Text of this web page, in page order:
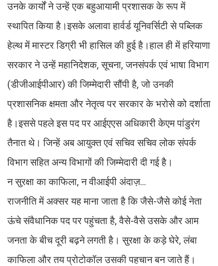
उनके कार्यों ने उन्हें एक बहुआयामी प्रशासक के रूप में
स्थापित किया है।इसके अलावा हार्वर्ड यूनिवर्सिटी से पब्लिक
हेल्थ में मास्टर डिग्री भी हासिल की हुई है।हाल ही में हरियाणा
सरकार ने उन्हें महानिदेशक, सूचना, जनसंपर्क एवं भाषा विभाग
(डीजीआईपीआर) की जिम्मेदारी सौंपी है, जो उनकी
प्रशासनिक क्षमता और नेतृत्व पर सरकार के भरोसे को दर्शाता
है।इससे पहले इस पद पर आईएएस अधिकारी केएम पांडुरंग
तैनात थे। जिन्हें अब आयुक्त एवं सचिव सचिव लोक संपर्क
विभाग सहित अन्य विभागों की जिम्मेदारी दी गई है।
न सुरक्षा का काफिला, न वीआईपी अंदाज़...
राजनीति में अक्सर यह माना जाता है कि जैसे-जैसे कोई नेता
ऊंचे संवैधानिक पद पर पहुंचता है, वैसे-वैसे उसके और आम
जनता के बीच दूरी बढ़ने लगती है। सुरक्षा के कड़े घेरे, लंबा
काफिला और तय प्रोटोकॉल उसकी पहचान बन जाते हैं।